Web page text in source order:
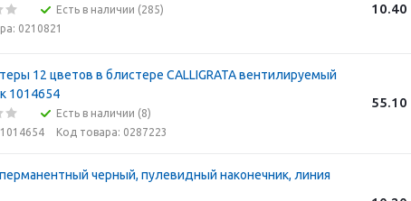
Есть в наличии (285)
0210821
10.40
12 цветов в блистере CALLIGRATA вентилируемый
1014654
Есть в наличии (8)
Код товара: 0287223
55.10
черный, пулевидный наконечник, линия